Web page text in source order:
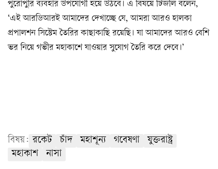
পুরোপুরি ব্যবহার উপযোগী হয়ে উঠবে। এ বিষয়ে টিজলি বলেন,
‘এই আরডিআরই আমাদের দেখাচ্ছে যে, আমরা আরও হালকা
প্রপালশন সিস্টেম তৈরির কাছাকাছি রয়েছি। যা আমাদের আরও বেশি
ভর নিয়ে গভীর মহাকাশে যাওয়ার সুযোগ তৈরি করে দেবে।’
বিষয়: রকেট চাঁদ মহাশূন্য গবেষণা
যুক্তরাষ্ট্র
মহাকাশ
নাসা